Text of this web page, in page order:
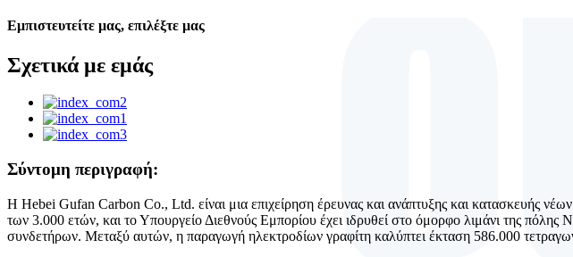
Εμπιστευτείτε μας, επιλέξτε μας
Σχετικά με εμάς
Σύντομη περιγραφή:
Η Hebei Gufan Carbon Co., Ltd. είναι μια επιχείρηση έρευνας και ανάπτυξης και κατασκευής
των 3.000 ετών, και το Υπουργείο Διεθνούς Εμπορίου έχει ιδρυθεί στο όμορφο λιμάνι της
συνδετήρων. Μεταξύ αυτών, η παραγωγή ηλεκτροδίων γραφίτη καλύπτει έκταση 586.000